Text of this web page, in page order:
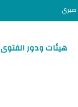
صبري
هيئات ودور الفتوى